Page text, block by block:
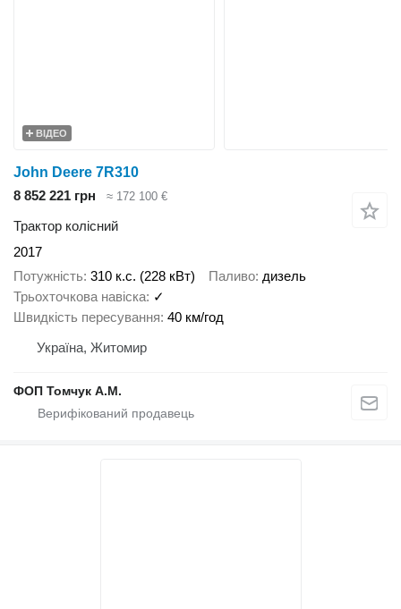
ВІДЕО
John Deere 7R310
8 852 221 грн
≈ 172 100 €
Трактор колісний
2017
Потужність 310 к.с. (228 кВт) Паливо дизель
Трьохточкова навіска ✓
Швидкість пересування 40 км/год
Україна, Житомир
ФОП Томчук А.М.